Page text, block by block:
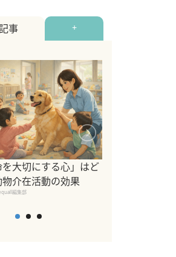
事 +
大切にする心」はど
介在活動の効果
編集部